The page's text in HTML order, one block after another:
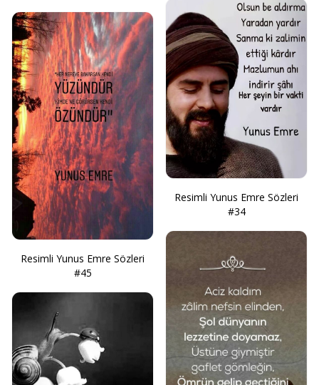
Resimli Yunus Emre Sözleri
#45
Resimli Yunus Emre Sözleri
#34